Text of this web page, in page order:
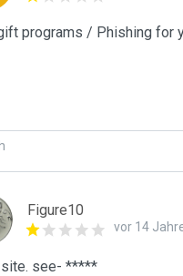
programs / Phishing for
Figure10
vor 14
site. see- *****